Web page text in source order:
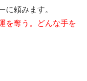
に頼みます。
を奪う。どんな手を